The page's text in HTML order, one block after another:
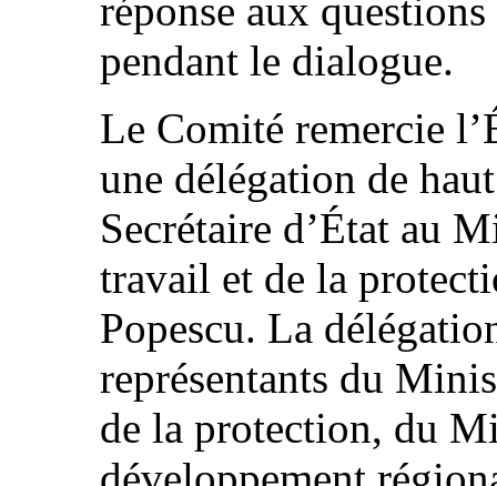
réponse aux
pendant le dialogue.
Le Comité remercie
une délégation de
Secrétaire d’État au
travail et de la
Popescu. La
représentants du
de la protection, du